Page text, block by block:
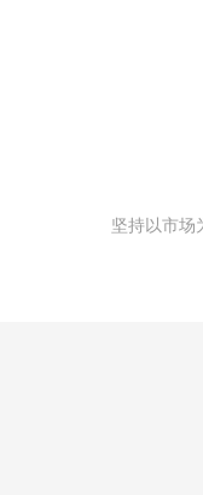
坚持以市场